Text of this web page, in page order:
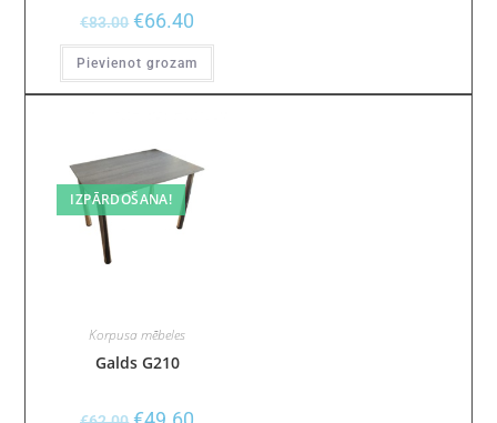
€83.00 €66.40
Pievienot grozam
IZPĀRDOŠANA!
Korpusa mēbeles
Galds G210